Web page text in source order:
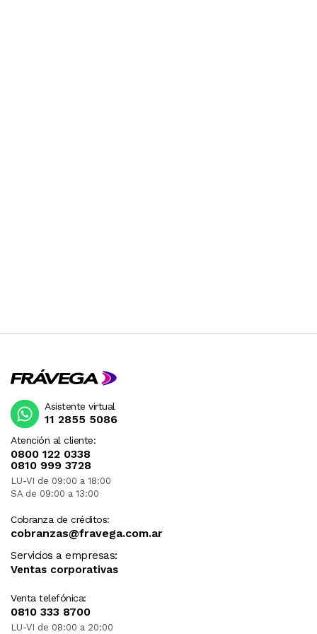
Atención al cliente:
0800 122 0338
0810 999 3728
LU-VI de 09:00 a 18:00
SA de 09:00 a 13:00
Cobranza de créditos:
cobranzas@fravega.com.ar
Servicios a empresas:
Ventas corporativas
Venta telefónica:
0810 333 8700
LU-VI de 08:00 a 20:00
Asistente virtual
11 2855 5086